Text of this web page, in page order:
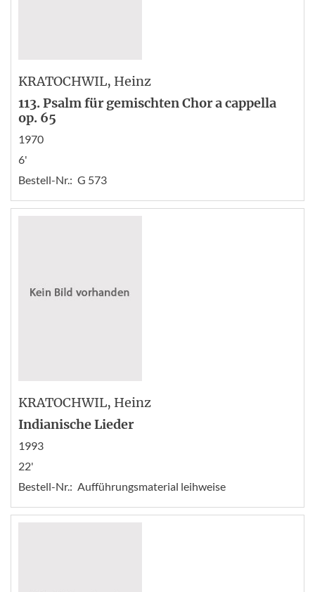
KRATOCHWIL, Heinz
113. Psalm für gemischten Chor a cappella
op. 65
1970
6'
Bestell-Nr.: G 573
KRATOCHWIL, Heinz
Indianische Lieder
1993
22'
Bestell-Nr.: Aufführungsmaterial leihweise